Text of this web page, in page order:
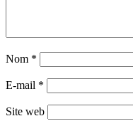
Nom *
E-mail *
Site web